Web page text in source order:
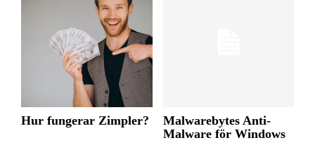
Hur fungerar Zimpler?
Malwarebytes Anti-
Malware för Windows